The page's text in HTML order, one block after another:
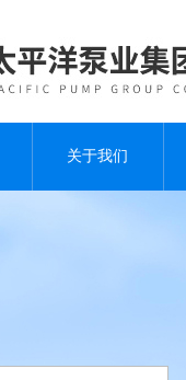
关于我们